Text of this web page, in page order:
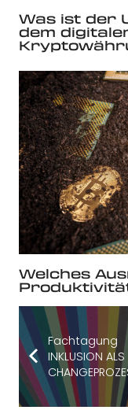
Was ist der
dem
Welches
Fachtagung
INKLUSION ALS